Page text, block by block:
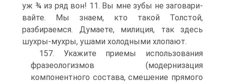
уж ¾ из ряд вон! 11. Вы мне зубы не заговари­
вайте. Мы знаем, кто такой Толстой,
разбираемся. Ду­маете, милиция, так здесь
шухры-мухры, ушами холод­ными хлопают.
157. Укажите приемы использования
фразеологизмов (модер­низация
компонентного состава, смешение прямого